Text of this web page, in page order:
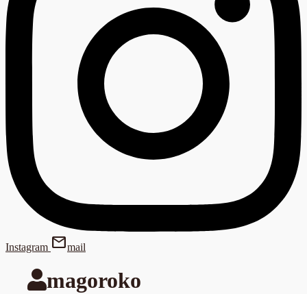
Instagram mailmail
magoroko